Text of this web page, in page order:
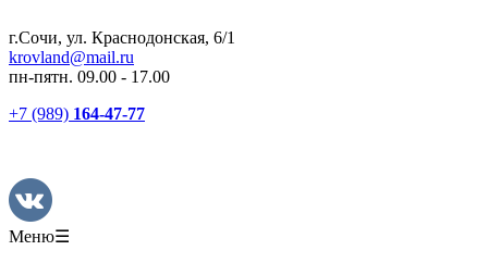
г.Сочи, ул. Краснодонская, 6/1
krovland@mail.ru
пн-пятн. 09.00 - 17.00
+7 (989) 164-47-77
Меню☰